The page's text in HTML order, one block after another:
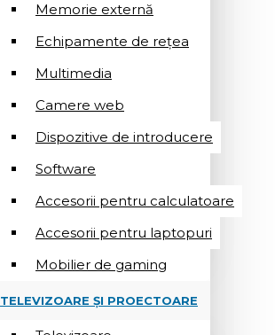
Memorie externă
Echipamente de rețea
Multimedia
Camere web
Dispozitive de introducere
Software
Accesorii pentru calculatoare
Accesorii pentru laptopuri
Mobilier de gaming
TELEVIZOARE ȘI PROECTOARE